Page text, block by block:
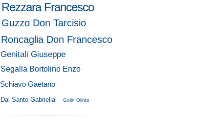
Rezzara Francesco
Guzzo Don Tarcisio
Roncaglia Don Francesco
Genitali Giuseppe
Segalla Bortolino Enzo
Schiavo Gaetano
Dal Santo Gabriella Golin Olinto